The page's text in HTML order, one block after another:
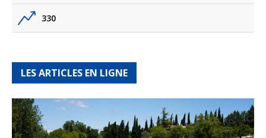
330
LES ARTICLES EN LIGNE